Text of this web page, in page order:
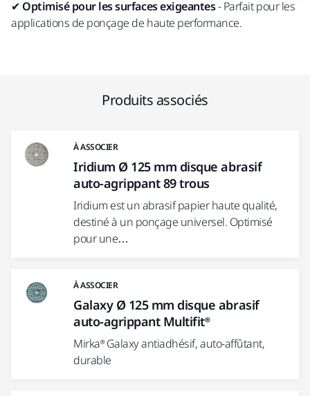
✔ Optimisé pour les surfaces exigeantes- Parfait pour les
applications de ponçage de haute performance.
Produits associés
À ASSOCIER
Iridium Ø 125 mm disque abrasif
auto-agrippant 89 trous
Iridium est un abrasif papier haute qualité,
destiné à un ponçage universel. Optimisé
pour une…
À ASSOCIER
Galaxy Ø 125 mm disque abrasif
auto-agrippant Multifit®
Mirka® Galaxy antiadhésif, auto-affûtant,
durable